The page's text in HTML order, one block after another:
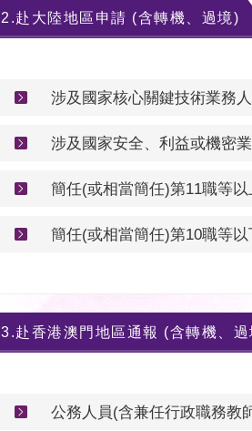
2.赴大陸地區申請 (含轉機、過境)
涉及國家核心關鍵技術業務
涉及國家安全、利益或機密
簡任(或相當簡任)第11職等
簡任(或相當簡任)第10職等
3.赴香港澳門地區通報 (含轉機、過
公務人員(含兼任行政職務教